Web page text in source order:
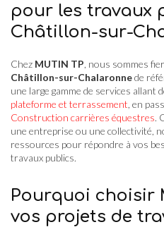
pour les travaux
Châtillon-sur-
Chez MUTIN TP , nous sommes
Châtillon-sur-Chalaronnede
une large gamme de services allant
plateforme et terrassement , en
Construction carrières équestres.
une entreprise ou une collectivité,
ressources pour répondre à vos
travaux publics.
Pourquoi choisir
vos projets de